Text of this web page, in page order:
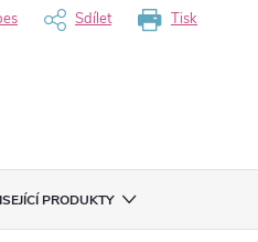
Tisk
Sdílet
PRODUKTY